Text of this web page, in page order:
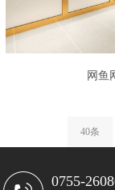
网鱼
40条
0755-